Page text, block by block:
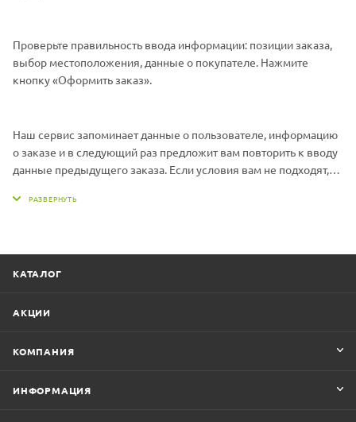
Проверьте правильность ввода информации: позиции заказа,
выбор местоположения, данные о покупателе. Нажмите
кнопку «Оформить заказ».
Наш сервис запоминает данные о пользователе, информацию
о заказе и в следующий раз предложит вам повторить к вводу
данные предыдущего заказа. Если условия вам не подходят,
КАТАЛОГ
АКЦИИ
КОМПАНИЯ
ИНФОРМАЦИЯ